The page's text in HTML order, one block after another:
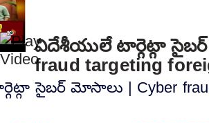
విదేశీయులే టార్గెట్గా
fraud targeting
సైబర్ మోసాలు | Cyber ​​fraud